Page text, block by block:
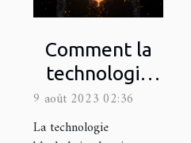
Comment la
technologie
blockchain
change le
9 août 2023 02:36
La technologie